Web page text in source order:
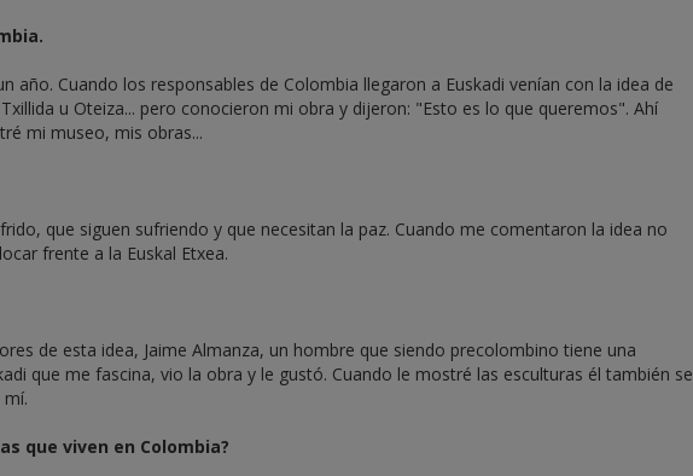
año. Cuando los responsables de Colombia llegaron a Euskadi venían con la idea de
u Oteiza... pero conocieron mi obra y dijeron: "Esto es lo que queremos". Ahí
mi museo, mis obras...
que siguen sufriendo y que necesitan la paz. Cuando me comentaron la idea no
frente a la Euskal Etxea.
de esta idea, Jaime Almanza, un hombre que siendo precolombino tiene una
que me fascina, vio la obra y le gustó. Cuando le mostré las esculturas él también se
que viven en Colombia?